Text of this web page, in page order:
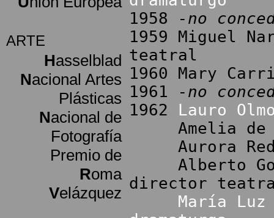
ARTE
Hasselblad
Nacional Artes
Plásticas
Nacional de
Fotografía
Premio de
Roma
Velázquez
1958
-no
1959 Miguel
teatral
1960 Mary
1961
-no
1962 Lauro
Amelia de la
Aurora
Alberto
director
María Luz